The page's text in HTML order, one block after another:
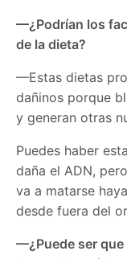
—¿Podrían los
de la dieta?
—Estas dietas
dañinos porque
y generan otras
Puedes haber
daña el ADN,
va a matarse
desde fuera del
—¿Puede ser que